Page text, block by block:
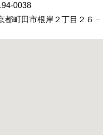
0038
都町田市根岸２丁目２６